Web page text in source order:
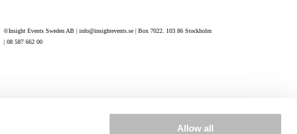
Allow all
©Insight Events Sweden AB | info@insightevents.se | Box 7022. 103 86 Stockholm
| 08 587 662 00